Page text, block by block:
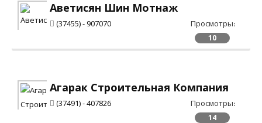
Аветисян Шин Мотнаж
Просмотры։
10
(37455) - 907070
Агарак Строительная Компания
Просмотры։
14
(37491) - 407826